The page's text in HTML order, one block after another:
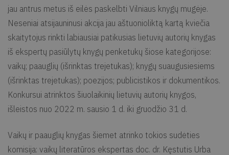
jau antrus metus iš eilės paskelbti Vilniaus knygų mugėje.
Neseniai atsijauninusi akcija jau aštuonioliktą kartą kviečia
skaitytojus rinkti labiausiai patikusias lietuvių autorių knygas
iš ekspertų pasiūlytų knygų penketukų šiose kategorijose:
vaikų; paauglių (išrinktas trejetukas); knygų suaugusiesiems
(išrinktas trejetukas); poezijos; publicistikos ir dokumentikos.
Konkursui atrinktos šiuolaikinių lietuvių autorių knygos,
išleistos nuo 2022 m. sausio 1 d. iki gruodžio 31 d.
Vaikų ir paauglių knygas šiemet atrinko tokios sudėties
komisija: vaikų literatūros ekspertas doc. dr. Kęstutis Urba